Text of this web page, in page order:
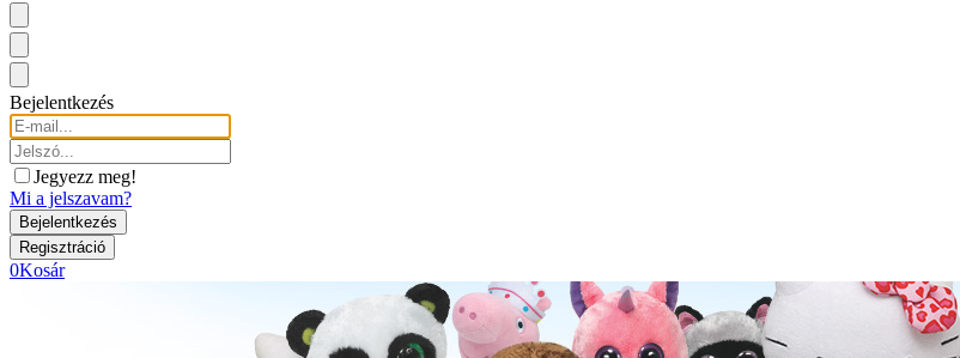
Bejelentkezés
Jegyezz meg!
Mi a jelszavam?
0Kosár